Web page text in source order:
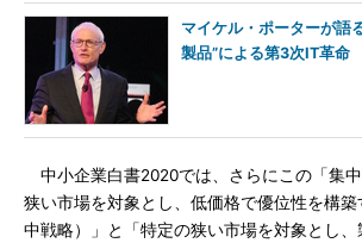
マイケル・ポーターが語
製品”による第3次IT革命
中小企業白書2020では、さらにこの「集
狭い市場を対象とし、低価格で優位性を構
中戦略）」と「特定の狭い市場を対象とし